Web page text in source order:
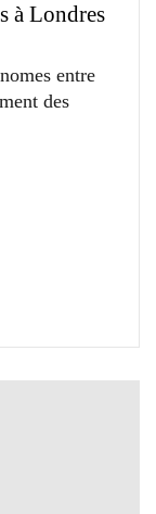
à Londres
entre
des